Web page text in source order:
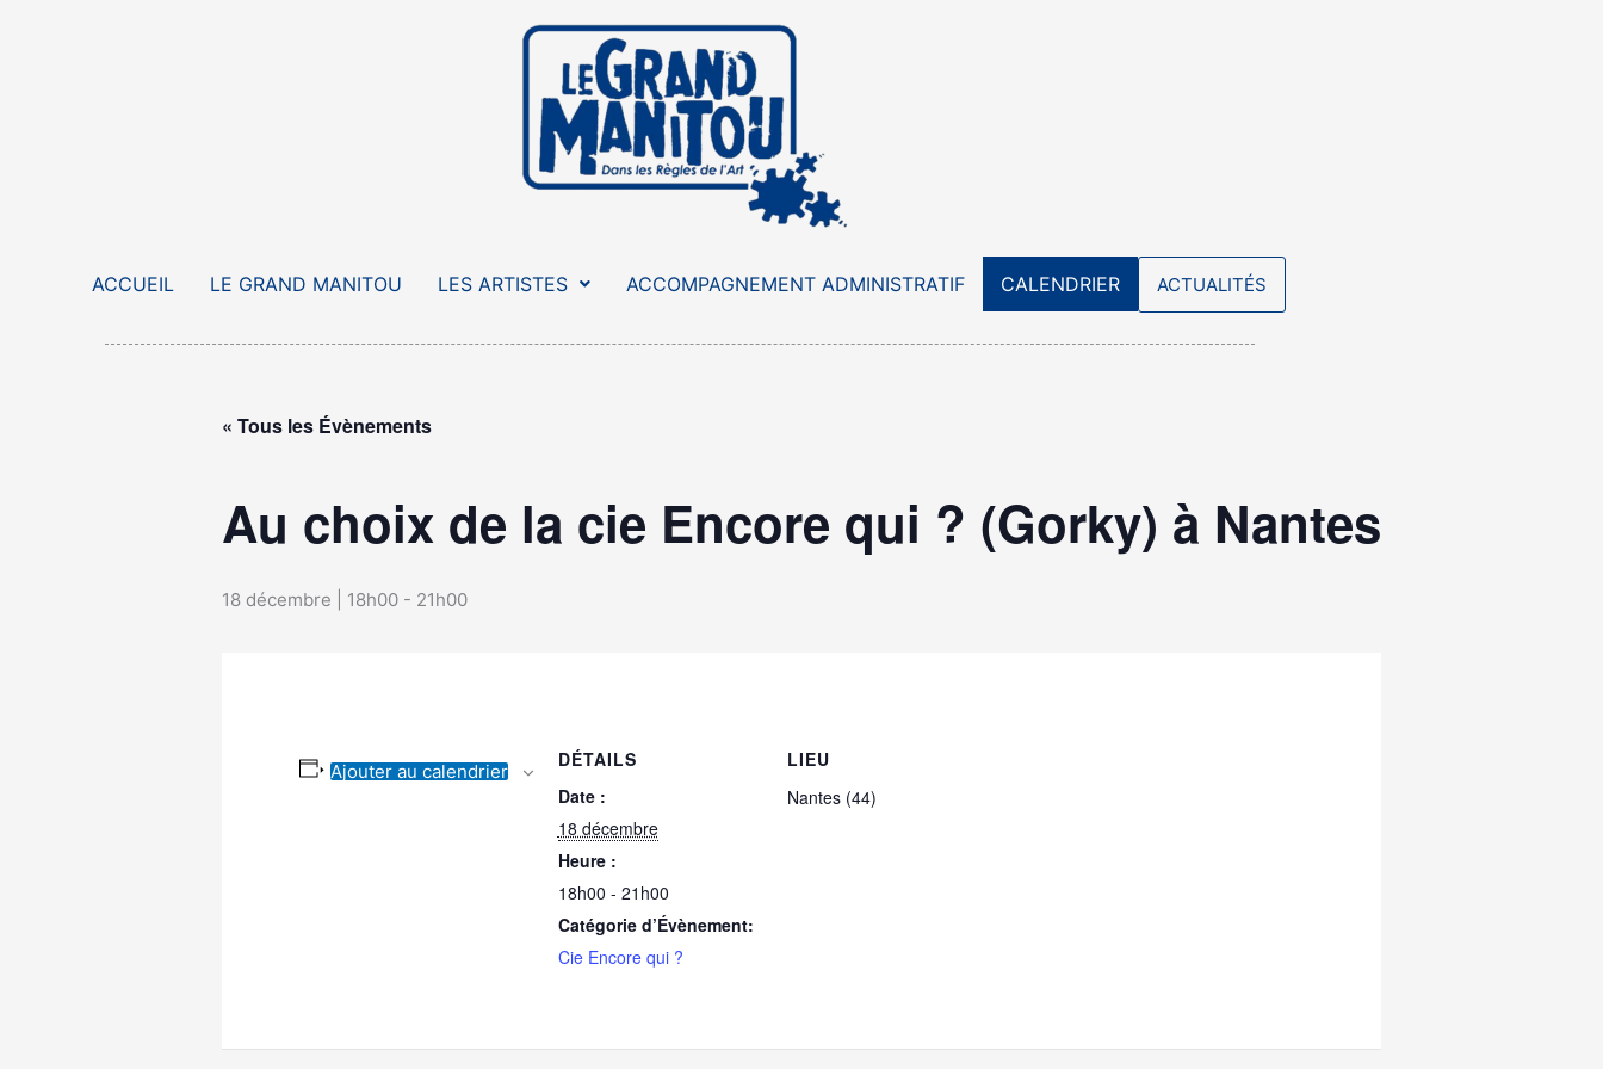
ACCUEIL LE GRAND MANITOU LES ARTISTES ACCOMPAGNEMENT ADMINISTRATIF CALENDRIER ACTUALITÉS
« Tous les Évènements
Au choix de la cie Encore qui ? (Gorky) à Nantes
18 décembre | 18h00 - 21h00
Ajouter au calendrier
DÉTAILS
Date :
18 décembre
Heure :
18h00 - 21h00
Catégorie d’Évènement:
Cie Encore qui ?
LIEU
Nantes (44)